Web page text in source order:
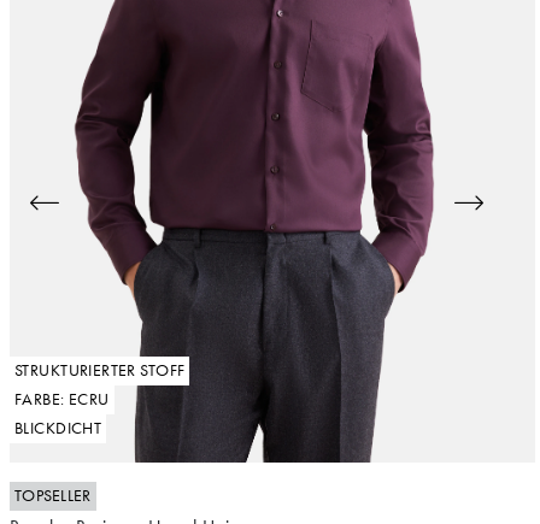
STRUKTURIERTER STOFF
FARBE: ECRU
BLICKDICHT
TOPSELLER